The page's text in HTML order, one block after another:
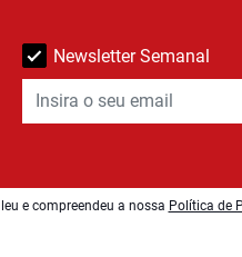
Newsletter Semanal
e compreendeu a nossa Política de